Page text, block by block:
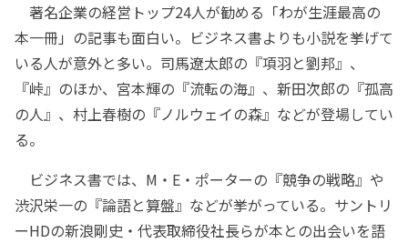
著名企業の経営トップ24人が勧める「わが生涯最高の
本一冊」の記事も面白い。ビジネス書よりも小説を挙げて
いる人が意外と多い。司馬遼太郎の『項羽と劉邦』、
『峠』のほか、宮本輝の『流転の海』、新田次郎の『孤高
の人』、村上春樹の『ノルウェイの森』などが登場してい
る。
ビジネス書では、M・E・ポーターの『競争の戦略』や
渋沢栄一の『論語と算盤』などが挙がっている。サントリ
ーHDの新浪剛史・代表取締役社長らが本との出会いを語